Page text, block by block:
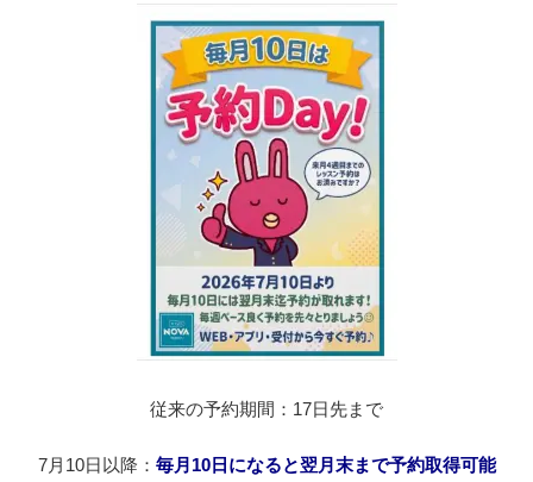
従来の予約期間：17日先まで
7月10日以降： 毎月10日になると翌月末まで予約取得可能